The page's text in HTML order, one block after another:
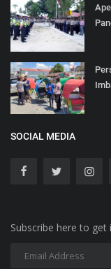
SOCIAL MEDIA
Subscribe here to